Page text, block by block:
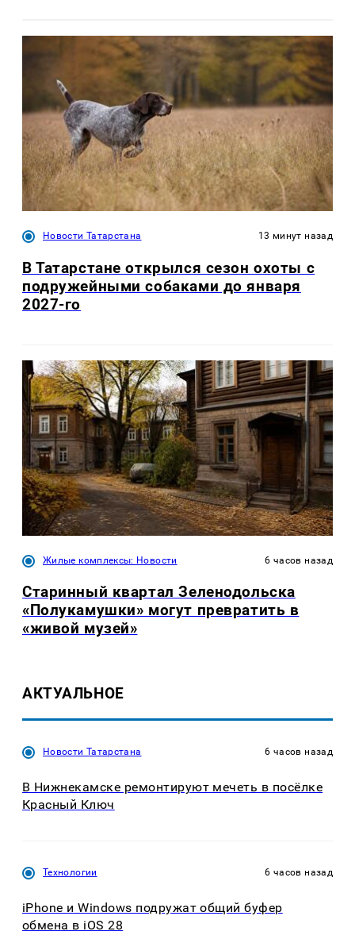
Новости Татарстана 13 минут назад
В Татарстане открылся сезон охоты с
подружейными собаками до января
2027-го
Жилые комплексы: Новости 6 часов назад
Старинный квартал Зеленодольска
«Полукамушки» могут превратить в
«живой музей»
АКТУАЛЬНОЕ
Новости Татарстана 6 часов назад
В Нижнекамске ремонтируют мечеть в посёлке
Красный Ключ
Технологии 6 часов назад
iPhone и Windows подружат общий буфер
обмена в iOS 28